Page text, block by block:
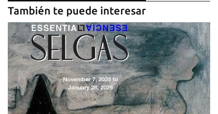
Guardar como favorito
Para poder guardar como favorito, primero has de
iniciar sesión con tu cuenta de 14ymedio.
INICIAR SESIÓN CANCELAR
También te puede interesar